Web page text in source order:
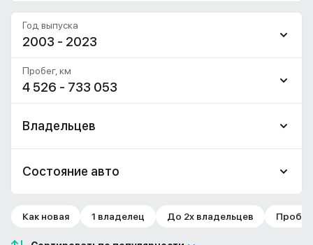
2003 - 2023
Год выпуска
4 526 - 733 053
Пробег, км
Владельцев
Состояние авто
Как новая 1 владелец До 2х владельцев